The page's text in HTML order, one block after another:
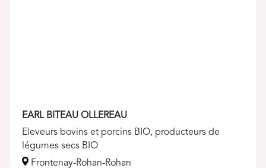
EARL BITEAU OLLEREAU
Eleveurs bovins et porcins BIO, producteurs de
légumes secs BIO
Frontenay-Rohan-Rohan